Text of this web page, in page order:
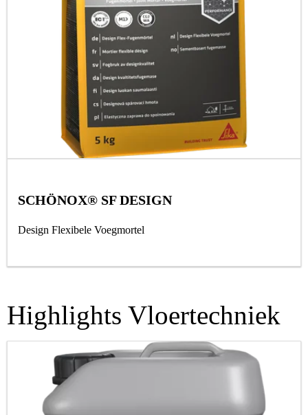
SCHÖNOX® SF DESIGN
Design Flexibele Voegmortel
Highlights Vloertechniek